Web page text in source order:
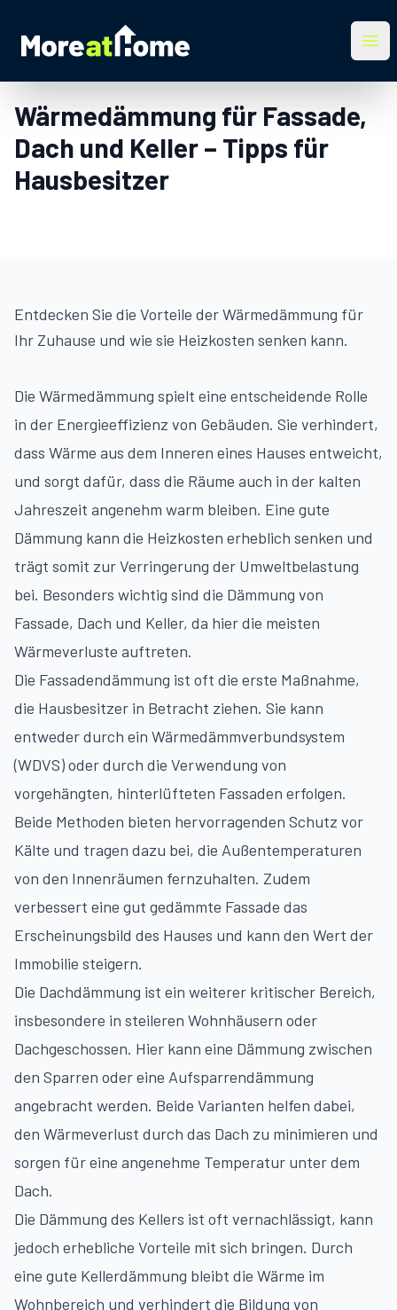
More at Home
Wärmedämmung für Fassade,
Dach und Keller – Tipps für
Hausbesitzer
Entdecken Sie die Vorteile der Wärmedämmung für
Ihr Zuhause und wie sie Heizkosten senken kann.
Die Wärmedämmung spielt eine entscheidende Rolle
in der Energieeffizienz von Gebäuden. Sie verhindert,
dass Wärme aus dem Inneren eines Hauses entweicht,
und sorgt dafür, dass die Räume auch in der kalten
Jahreszeit angenehm warm bleiben. Eine gute
Dämmung kann die Heizkosten erheblich senken und
trägt somit zur Verringerung der Umweltbelastung
bei. Besonders wichtig sind die Dämmung von
Fassade, Dach und Keller, da hier die meisten
Wärmeverluste auftreten.
Die Fassadendämmung ist oft die erste Maßnahme,
die Hausbesitzer in Betracht ziehen. Sie kann
entweder durch ein Wärmedämmverbundsystem
(WDVS) oder durch die Verwendung von
vorgehängten, hinterlüfteten Fassaden erfolgen.
Beide Methoden bieten hervorragenden Schutz vor
Kälte und tragen dazu bei, die Außentemperaturen
von den Innenräumen fernzuhalten. Zudem
verbessert eine gut gedämmte Fassade das
Erscheinungsbild des Hauses und kann den Wert der
Immobilie steigern.
Die Dachdämmung ist ein weiterer kritischer Bereich,
insbesondere in steileren Wohnhäusern oder
Dachgeschossen. Hier kann eine Dämmung zwischen
den Sparren oder eine Aufsparrendämmung
angebracht werden. Beide Varianten helfen dabei,
den Wärmeverlust durch das Dach zu minimieren und
sorgen für eine angenehme Temperatur unter dem
Dach.
Die Dämmung des Kellers ist oft vernachlässigt, kann
jedoch erhebliche Vorteile mit sich bringen. Durch
eine gute Kellerdämmung bleibt die Wärme im
Wohnbereich und verhindert die Bildung von